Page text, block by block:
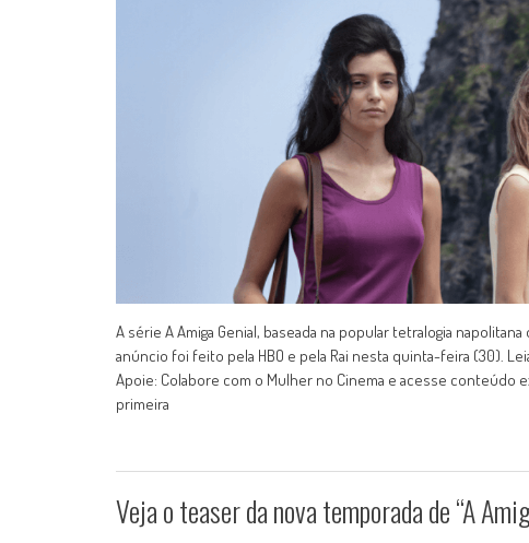
A série A Amiga Genial, baseada na popular tetralogia
anúncio foi feito pela HBO e pela Rai nesta quinta-feira (30).
Apoie: Colabore com o Mulher no Cinema e acesse conteúdo
primeira
Veja o teaser da nova temporada de “A